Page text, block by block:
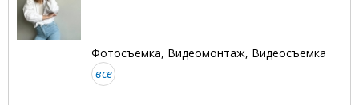
Фотосъемка, Видеомонтаж, Видеосъемка
все